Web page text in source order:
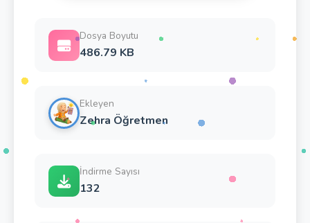
Dosya Boyutu
486.79 KB
Ekleyen
Zehra Öğretmen
İndirme Sayısı
132